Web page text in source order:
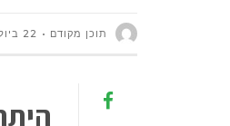
תוכן מקודם 22 ביולי 2025